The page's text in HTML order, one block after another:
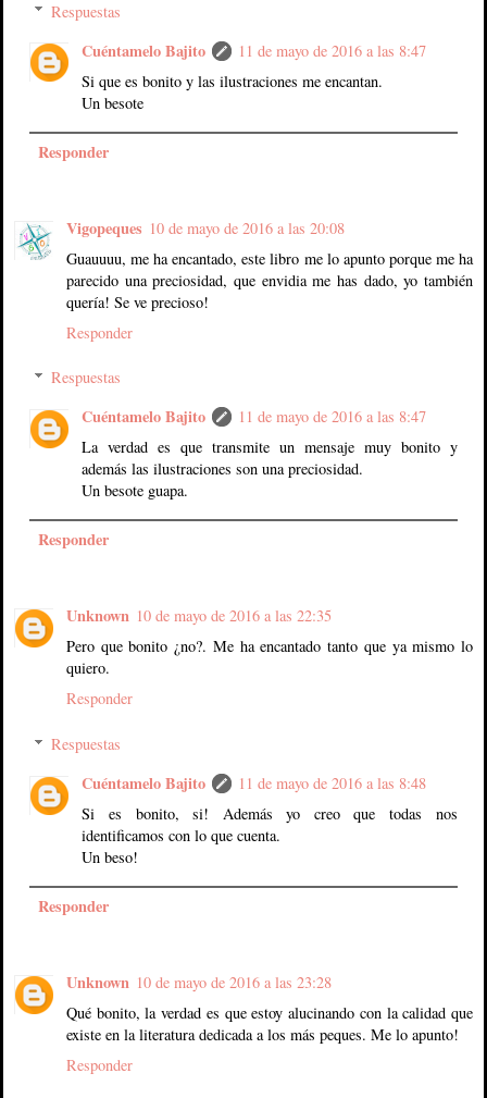
Respuestas
Cuéntamelo Bajito
11 de mayo de 2016 a las 8:47
Si que es bonito y las ilustraciones me encantan.
Un besote
Responder
Vigopeques 10 de mayo de 2016 a las 20:08
Guauuuu, me ha encantado, este libro me lo apunto porque me ha
parecido una preciosidad, que envidia me has dado, yo también
quería! Se ve precioso!
Responder
Respuestas
Cuéntamelo Bajito
11 de mayo de 2016 a las 8:47
La verdad es que transmite un mensaje muy bonito y
además las ilustraciones son una preciosidad.
Un besote guapa.
Responder
Unknown 10 de mayo de 2016 a las 22:35
Pero que bonito ¿no?. Me ha encantado tanto que ya mismo lo
quiero.
Responder
Respuestas
Cuéntamelo Bajito
11 de mayo de 2016 a las 8:48
Si es bonito, si! Además yo creo que todas nos
identificamos con lo que cuenta.
Un beso!
Responder
Unknown 10 de mayo de 2016 a las 23:28
Qué bonito, la verdad es que estoy alucinando con la calidad que
existe en la literatura dedicada a los más peques. Me lo apunto!
Responder